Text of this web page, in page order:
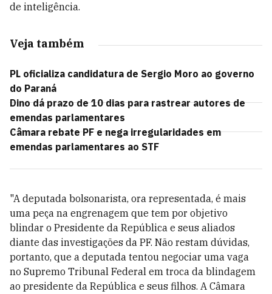
de inteligência.
Veja também
PL oficializa candidatura de Sergio Moro ao governo
do Paraná
Dino dá prazo de 10 dias para rastrear autores de
emendas parlamentares
Câmara rebate PF e nega irregularidades em
emendas parlamentares ao STF
"A deputada bolsonarista, ora representada, é mais
uma peça na engrenagem que tem por objetivo
blindar o Presidente da República e seus aliados
diante das investigações da PF. Não restam dúvidas,
portanto, que a deputada tentou negociar uma vaga
no Supremo Tribunal Federal em troca da blindagem
ao presidente da República e seus filhos. A Câmara